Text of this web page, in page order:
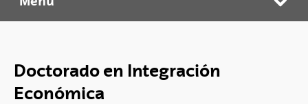
Doctorado en Integración
Económica